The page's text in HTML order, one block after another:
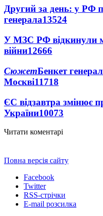
Другий за день: у РФ
генерала13524
У МЗС РФ відкинули
війни12666
СюжетБенкет
Москві11718
ЄС відзавтра змінює
України10073
Читати коментарі
Повна версія сайту
Facebook
Twitter
RSS-стрічки
E-mail розсилка